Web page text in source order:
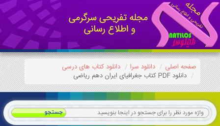
صفحه اصلی دانلود سرا
دانلود کتاب های درسی
دانلود PDF کتاب جغرافیای ایران دهم ریاضی